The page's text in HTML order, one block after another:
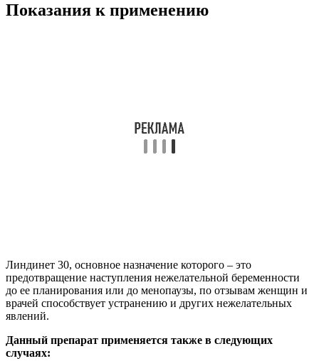
Показания к применению
Линдинет 30, основное назначение которого – это
предотвращение наступления нежелательной беременности
до ее планирования или до менопаузы, по отзывам женщин и
врачей способствует устранению и других нежелательных
явлений.
Данный препарат применяется также в следующих
случаях: